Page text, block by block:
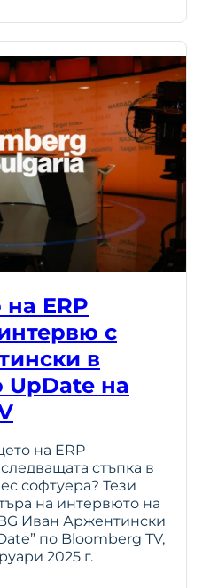
ERP
с
в
UpDate на
на ERP
стъпка в
софтуера? Тези
на интервюто на
Иван Аржентински
по Bloomberg TV,
2025 г.